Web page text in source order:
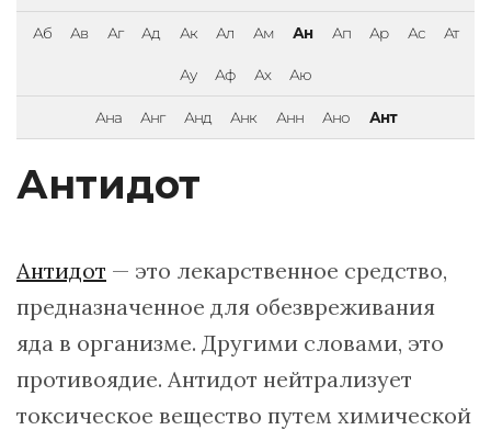
Аб Ав Аг Ад Ак Ал Ам Ан Ап Ар Ас Ат
Ау Аф Ах Аю
Ана Анг Анд Анк Анн Ано Ант
Антидот
Антидот — это лекарственное средство,
предназначенное для обезвреживания
яда в организме. Другими словами, это
противоядие. Антидот нейтрализует
токсическое вещество путем химической